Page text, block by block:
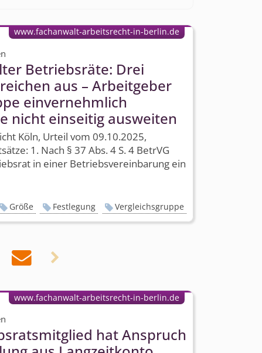
Betriebsräte: Drei
aus – Arbeitgeber
einvernehmlich
nicht einseitig ausweiten
Köln, Urteil vom 09.10.2025,
1. Nach § 37 Abs. 4 S. 4 BetrVG
in einer Betriebsver­einbarung ein
www.fachanwalt-arbeitsrecht-in-berlin.de
Größe Festlegung Vergleichsgruppe
 
hat Anspruch
www.fachanwalt-arbeitsrecht-in-berlin.de